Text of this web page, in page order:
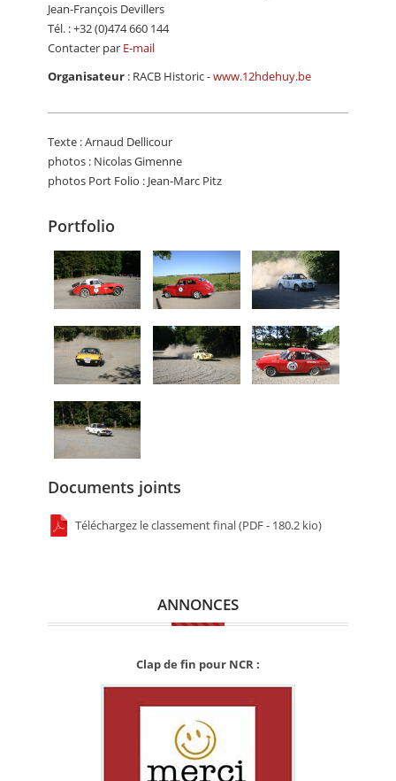
Jean-François Devillers
Tél. : +32 (0)474 660 144
Contacter par E-mail
Organisateur : RACB Historic -www.12hdehuy.be
Texte : Arnaud Dellicour
photos : Nicolas Gimenne
photos Port Folio : Jean-Marc Pitz
Portfolio
Documents joints
Téléchargez le classement final (PDF - 180.2 kio)
ANNONCES
Clap de fin pour NCR :